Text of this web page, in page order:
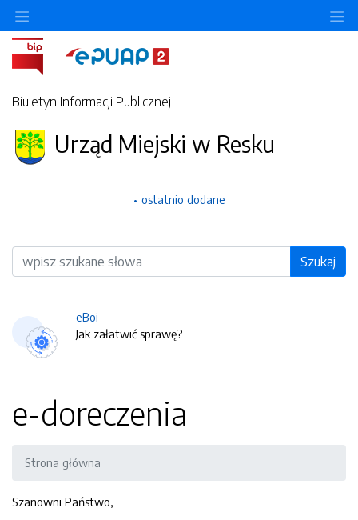
Biuletyn Informacji Publicznej
Urząd Miejski w Resku
ostatnio dodane
Wyszukiwarka Szukaj
eBoi
Jak załatwić sprawę?
e-doreczenia
Strona główna
Szanowni Państwo,